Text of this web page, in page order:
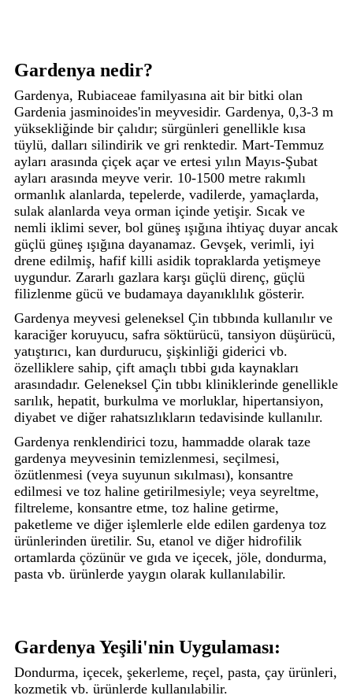
Gardenya nedir?
Gardenya, Rubiaceae familyasına ait bir bitki olan
Gardenia jasminoides'in meyvesidir. Gardenya, 0,3-3 m
yüksekliğinde bir çalıdır; sürgünleri genellikle kısa
tüylü, dalları silindirik ve gri renktedir. Mart-Temmuz
ayları arasında çiçek açar ve ertesi yılın Mayıs-Şubat
ayları arasında meyve verir. 10-1500 metre rakımlı
ormanlık alanlarda, tepelerde, vadilerde, yamaçlarda,
sulak alanlarda veya orman içinde yetişir. Sıcak ve
nemli iklimi sever, bol güneş ışığına ihtiyaç duyar ancak
güçlü güneş ışığına dayanamaz. Gevşek, verimli, iyi
drene edilmiş, hafif killi asidik topraklarda yetişmeye
uygundur. Zararlı gazlara karşı güçlü direnç, güçlü
filizlenme gücü ve budamaya dayanıklılık gösterir.
Gardenya meyvesi geleneksel Çin tıbbında kullanılır ve
karaciğer koruyucu, safra söktürücü, tansiyon düşürücü,
yatıştırıcı, kan durdurucu, şişkinliği giderici vb.
özelliklere sahip, çift amaçlı tıbbi gıda kaynakları
arasındadır. Geleneksel Çin tıbbı kliniklerinde genellikle
sarılık, hepatit, burkulma ve morluklar, hipertansiyon,
diyabet ve diğer rahatsızlıkların tedavisinde kullanılır.
Gardenya renklendirici tozu, hammadde olarak taze
gardenya meyvesinin temizlenmesi, seçilmesi,
özütlenmesi (veya suyunun sıkılması), konsantre
edilmesi ve toz haline getirilmesiyle; veya seyreltme,
filtreleme, konsantre etme, toz haline getirme,
paketleme ve diğer işlemlerle elde edilen gardenya toz
ürünlerinden üretilir. Su, etanol ve diğer hidrofilik
ortamlarda çözünür ve gıda ve içecek, jöle, dondurma,
pasta vb. ürünlerde yaygın olarak kullanılabilir.
Gardenya Yeşili'nin Uygulaması:
Dondurma, içecek, şekerleme, reçel, pasta, çay ürünleri,
kozmetik vb. ürünlerde kullanılabilir.